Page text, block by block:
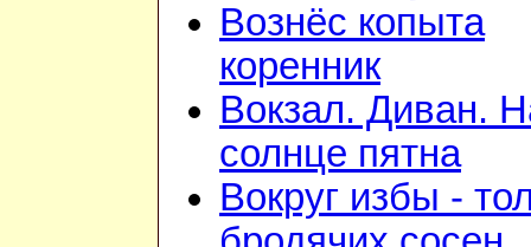
Вознёс копыта
коренник
Вокзал. Диван.
солнце пятна
Вокруг избы -